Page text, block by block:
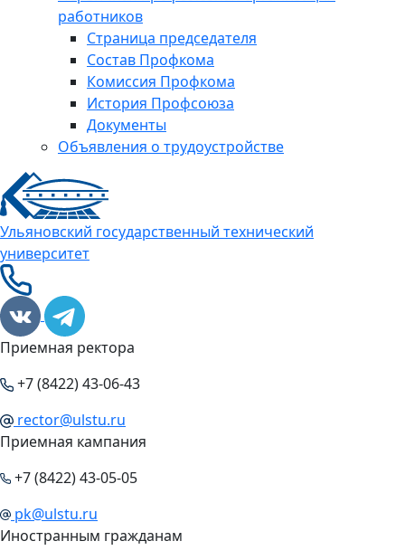
работников
Страница председателя
Состав Профкома
Комиссия Профкома
История Профсоюза
Документы
Объявления о трудоустройстве
Ульяновский государственный технический
университет
Приемная ректора
+7 (8422) 43-06-43
rector@ulstu.ru
Приемная кампания
+7 (8422) 43-05-05
pk@ulstu.ru
Иностранным гражданам